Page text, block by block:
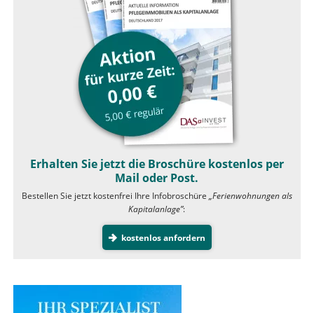
Erhalten Sie jetzt die Broschüre kostenlos per
Mail oder Post.
Bestellen Sie jetzt kostenfrei Ihre Infobroschüre „Ferienwohnungen als
Kapitalanlage”:
kostenlos anfordern